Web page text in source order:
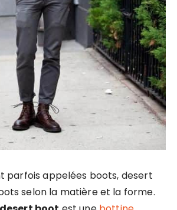
parfois appelées boots, desert
selon la matière et la forme.